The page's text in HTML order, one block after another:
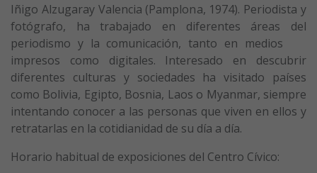
Iñigo Alzugaray Valencia (Pamplona, 1974). Periodista y
fotógrafo, ha trabajado en diferentes áreas del
periodismo y la comunicación, tanto en medios
impresos como digitales. Interesado en descubrir
diferentes culturas y sociedades ha visitado países
como Bolivia, Egipto, Bosnia, Laos o Myanmar, siempre
intentando conocer a las personas que viven en ellos y
retratarlas en la cotidianidad de su día a día.
Horario habitual de exposiciones del Centro Cívico: